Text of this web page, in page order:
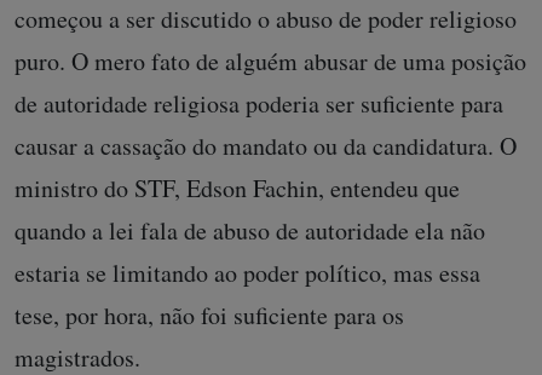
começou a ser discutido o abuso de poder religioso
puro. O mero fato de alguém abusar de uma posição
de autoridade religiosa poderia ser suficiente para
causar a cassação do mandato ou da candidatura. O
ministro do STF, Edson Fachin, entendeu que
quando a lei fala de abuso de autoridade ela não
estaria se limitando ao poder político, mas essa
tese, por hora, não foi suficiente para os
magistrados.